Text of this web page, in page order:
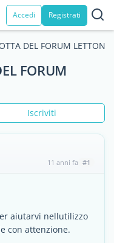
Accedi Registrati
DEL FORUM LETTONIA
FORUM
Iscriviti
11 anni fa #1
aiutarvi nellutilizzo
con attenzione.